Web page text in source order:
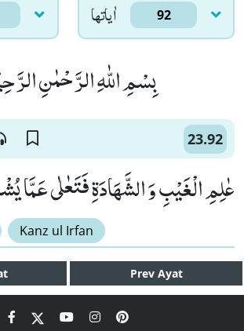
اٰياتها 92
بِسْمِ اللّٰهِ الرَّحْمٰنِ
23.92
عٰلِمِ الْغَیْبِ وَ الشَّهَادَةِ فَتَعٰلٰى عَمَّا
Kanz ul Irfan
Prev Ayat